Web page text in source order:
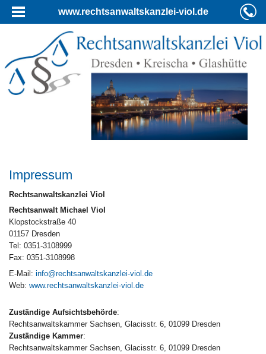
www.rechtsanwaltskanzlei-viol.de
Impressum
Rechtsanwaltskanzlei Viol
Rechtsanwalt Michael Viol
Klopstockstraße 40
01157 Dresden
Tel: 0351-3108999
Fax: 0351-3108998
E-Mail: info@rechtsanwaltskanzlei-viol.de
Web: www.rechtsanwaltskanzlei-viol.de
Zuständige Aufsichtsbehörde:
Rechtsanwaltskammer Sachsen, Glacisstr. 6, 01099 Dresden
Zuständige Kammer:
Rechtsanwaltskammer Sachsen, Glacisstr. 6, 01099 Dresden